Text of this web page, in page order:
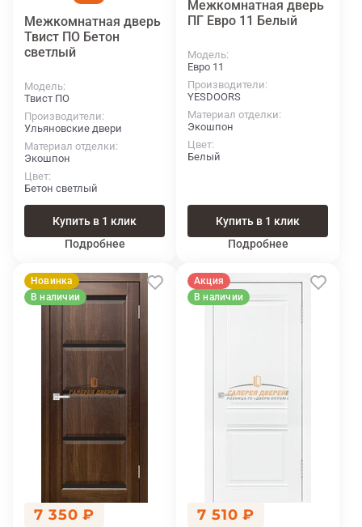
Межкомнатная дверь
Твист ПО Бетон
светлый
Модель
Твист ПО
Производители
Ульяновские двери
Материал отделки
Экошпон
Цвет
Бетон светлый
Купить в 1 клик
Подробнее
Межкомнатная дверь
ПГ Евро 11 Белый
Модель
Евро 11
Производители
YESDOORS
Материал отделки
Экошпон
Цвет
Белый
Купить в 1 клик
Подробнее
Новинка
В наличии
7 350 ₽
Акция
В наличии
7 510 ₽